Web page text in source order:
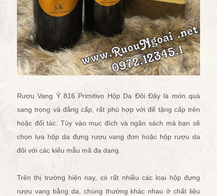
Rượu Vang Ý 816 Primitivo Hộp Da ĐôiĐây là món quà
sang trọng và đẳng cấp, rất phù hợp với để tặng cấp trên
hoặc đối tác. Tùy vào mục đích và ngân sách mà bạn sẽ
chọn lựa hộp da đựng rượu vang đơn hoặc hộp rượu da
đôi với các kiểu mẫu mã đa dạng.
Trên thị trường hiện nay, có rất nhiều các loại hộp đựng
rượu vang bằng da, chúng thường khác nhau ở chất liệu